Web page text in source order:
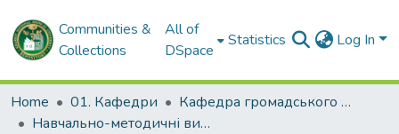
Communities &
Collections
All of
DSpace
Statistics Log In
Home 01. Кафедри
Кафедра громадського здоров'я та управління охороною здоров'я
Навчально-методичні видання. Кафедра громадського здоров'я та управління охороною здоров'я